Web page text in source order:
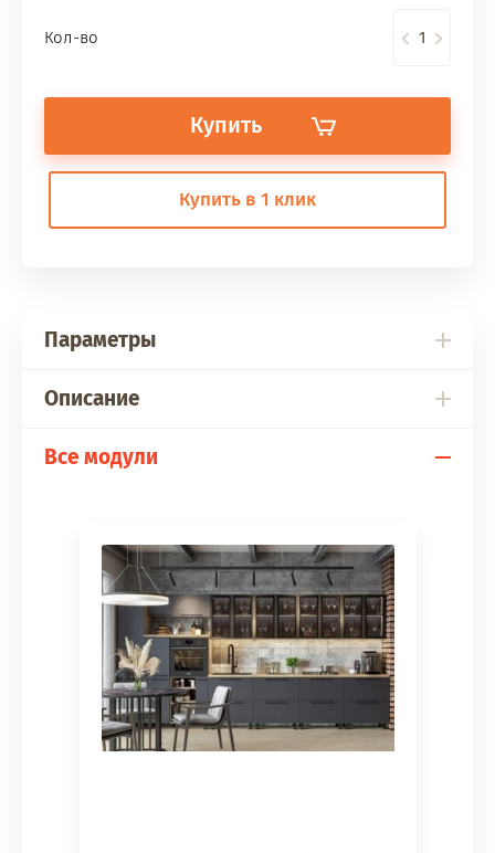
Кол-во
Купить
Купить в 1 клик
Параметры
Описание
Все модули